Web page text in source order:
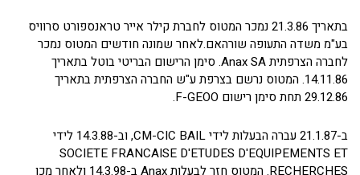
בתאריך 21.3.86 נמכר המטוס לחברת קילר אייר טראנספורט סרוויס
בע"מ משדה התעופה שורהאם.לאחר שמונה חודשים המטוס נמכר
לחברה הצרפתית Anax SA. סימן הרישום הבריטי בוטל בתאריך
14.11.86. המטוס נרשם בצרפת ע"ש החברה הצרפתית בתאריך
29.12.86 תחת סימן רישום F-GEOO.
ב-21.1.87 עברה הבעלות לידי CM-CIC BAIL, וב-14.3.88 לידי
SOCIETE FRANCAISE D'ETUDES D'EQUIPEMENTS ET
RECHERCHES. המטוס חזר לבעלות Anax ב-14.3.98 ולאחר מכן